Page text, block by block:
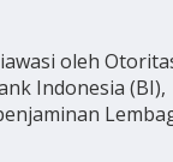
oleh
Indonesia (BI),